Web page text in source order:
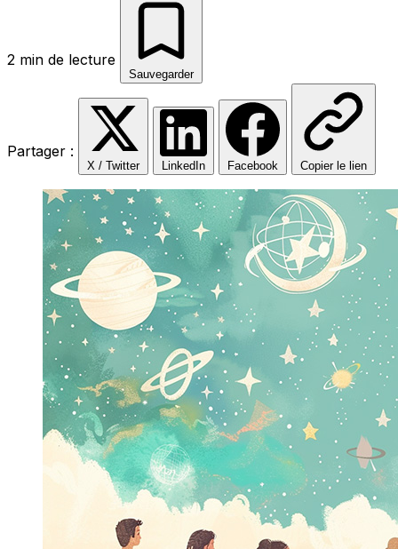
2 min de lecture
Sauvegarder
Partager :
X / Twitter LinkedIn Facebook Copier le lien